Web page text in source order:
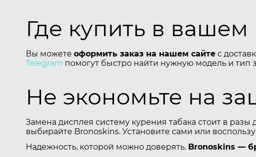
Где купить в вашем
Вы можете оформить заказ на нашем сайте с
Telegram помогут быстро найти нужную модель и
Не экономьте на
Замена дисплея систему курения табака стоит в
выбирайте Bronoskins. Установите сами или
Надежность, которой можно доверять. Bronoskins —